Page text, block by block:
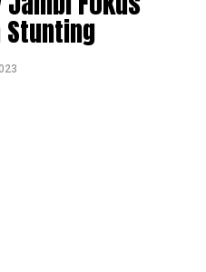
Stunting